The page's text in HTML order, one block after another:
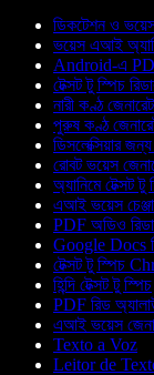
ডিকটেশন ও ভয়েস
ভয়েস এআই
Android-এ
টেক্সট টু স্পিচ
নারী কণ্ঠ
পুরুষ কণ্ঠ
ডিসলেক্সিয়ার
রোবট ভয়েস
অ্যানিমে টেক্সট টু
এআই ভয়েস
PDF অডিও
Google Docs
টেক্সট টু স্পিচ
হিন্দি টেক্সট টু স্পিচ
PDF রিড
এআই ভয়েস
Texto a Voz
Leitor de